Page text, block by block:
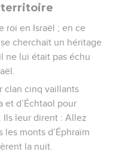
territoire
roi en Israël ; en ce
cherchait un héritage
ne lui était pas échu
clan cinq vaillants
et d’Échtaol pour
Ils leur dirent : Allez
monts d’Éphraïm
la nuit.